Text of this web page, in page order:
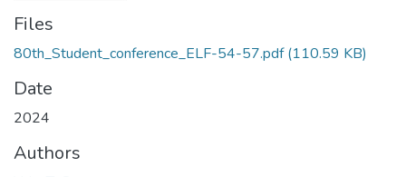
Files
80th_Student_conference_ELF-54-57.pdf(110.59 KB)
Date
2024
Authors